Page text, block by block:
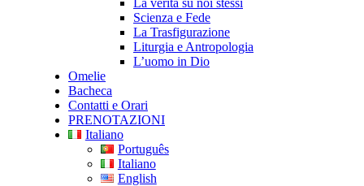
La verità su noi stessi
Scienza e Fede
La Trasfigurazione
Liturgia e Antropologia
L’uomo in Dio
Omelie
Bacheca
Contatti e Orari
PRENOTAZIONI
Italiano
Português
Italiano
English